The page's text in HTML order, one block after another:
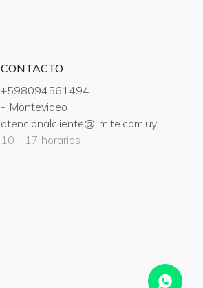
CONTACTO
+598094561494
-, Montevideo
atencionalcliente@limite.com.uy
10 - 17 horarios